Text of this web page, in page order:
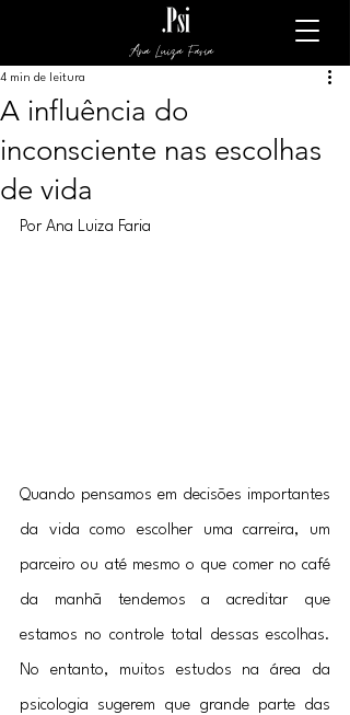
Ana Luiza Faria
A influência do
inconsciente nas escolhas
de vida
4 min de leitura
Por Ana Luiza Faria
Quando pensamos em decisões importantes
da vida como escolher uma carreira, um
parceiro ou até mesmo o que comer no café
da manhã tendemos a acreditar que
estamos no controle total dessas escolhas.
No entanto, muitos estudos na área da
psicologia sugerem que grande parte das